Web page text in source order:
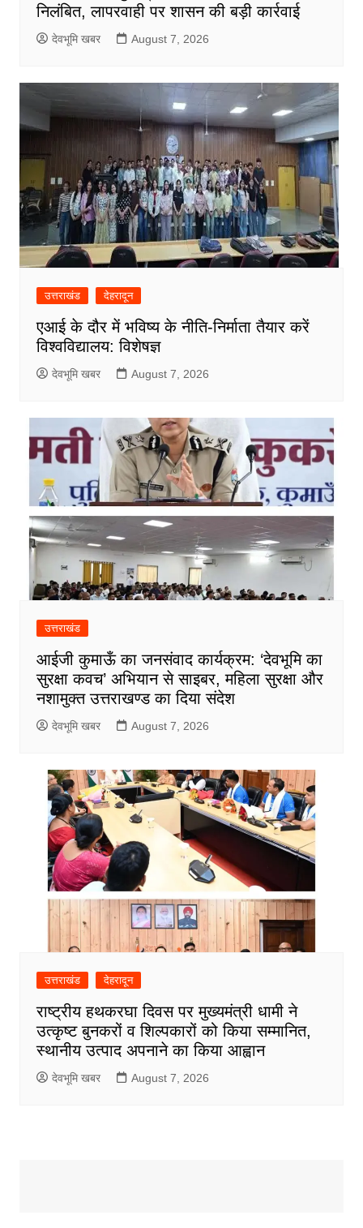
निलंबित, लापरवाही पर शासन की बड़ी कार्रवाई
देवभूमि खबर August 7, 2026
उत्तराखंड देहरादून
एआई के दौर में भविष्य के नीति-निर्माता तैयार करें
विश्वविद्यालय: विशेषज्ञ
देवभूमि खबर August 7, 2026
उत्तराखंड
आईजी कुमाऊँ का जनसंवाद कार्यक्रम: ‘देवभूमि का
सुरक्षा कवच’ अभियान से साइबर, महिला सुरक्षा और
नशामुक्त उत्तराखण्ड का दिया संदेश
देवभूमि खबर August 7, 2026
उत्तराखंड देहरादून
राष्ट्रीय हथकरघा दिवस पर मुख्यमंत्री धामी ने
उत्कृष्ट बुनकरों व शिल्पकारों को किया सम्मानित,
स्थानीय उत्पाद अपनाने का किया आह्वान
देवभूमि खबर August 7, 2026